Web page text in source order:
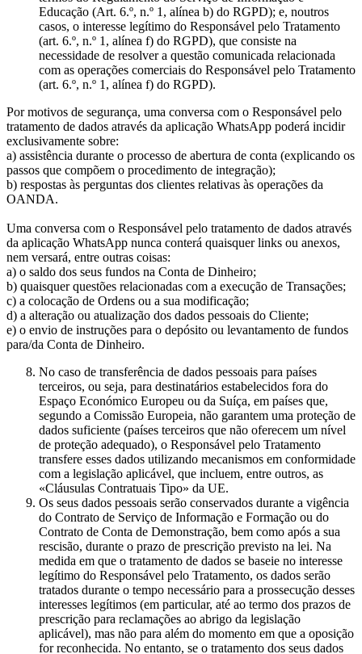
Educação (Art. 6.º, n.º 1, alínea b) do RGPD); e, noutros
casos, o interesse legítimo do Responsável pelo Tratamento
(art. 6.º, n.º 1, alínea f) do RGPD), que consiste na
necessidade de resolver a questão comunicada relacionada
com as operações comerciais do Responsável pelo Tratamento
(art. 6.º, n.º 1, alínea f) do RGPD).
Por motivos de segurança, uma conversa com o Responsável pelo
tratamento de dados através da aplicação WhatsApp poderá incidir
exclusivamente sobre:
a) assistência durante o processo de abertura de conta (explicando os
passos que compõem o procedimento de integração);
b) respostas às perguntas dos clientes relativas às operações da
OANDA.
Uma conversa com o Responsável pelo tratamento de dados através
da aplicação WhatsApp nunca conterá quaisquer links ou anexos,
nem versará, entre outras coisas:
a) o saldo dos seus fundos na Conta de Dinheiro;
b) quaisquer questões relacionadas com a execução de Transações;
c) a colocação de Ordens ou a sua modificação;
d) a alteração ou atualização dos dados pessoais do Cliente;
e) o envio de instruções para o depósito ou levantamento de fundos
para/da Conta de Dinheiro.
No caso de transferência de dados pessoais para países
terceiros, ou seja, para destinatários estabelecidos fora do
Espaço Económico Europeu ou da Suíça, em países que,
segundo a Comissão Europeia, não garantem uma proteção de
dados suficiente (países terceiros que não oferecem um nível
de proteção adequado), o Responsável pelo Tratamento
transfere esses dados utilizando mecanismos em conformidade
com a legislação aplicável, que incluem, entre outros, as
«Cláusulas Contratuais Tipo» da UE.
Os seus dados pessoais serão conservados durante a vigência
do Contrato de Serviço de Informação e Formação ou do
Contrato de Conta de Demonstração, bem como após a sua
rescisão, durante o prazo de prescrição previsto na lei. Na
medida em que o tratamento de dados se baseie no interesse
legítimo do Responsável pelo Tratamento, os dados serão
tratados durante o tempo necessário para a prossecução desses
interesses legítimos (em particular, até ao termo dos prazos de
prescrição para reclamações ao abrigo da legislação
aplicável), mas não para além do momento em que a oposição
for reconhecida. No entanto, se o tratamento dos seus dados